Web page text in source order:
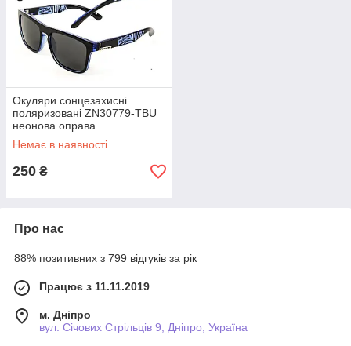
Окуляри сонцезахисні
поляризовані ZN30779-TBU
неонова оправа
Немає в наявності
250 ₴
Про нас
88% позитивних з 799 відгуків за рік
Працює з 11.11.2019
м. Дніпро
вул. Січових Стрільців 9, Дніпро, Україна